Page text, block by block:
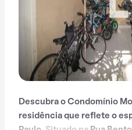
Descubra o Condomínio
residência que reflete o